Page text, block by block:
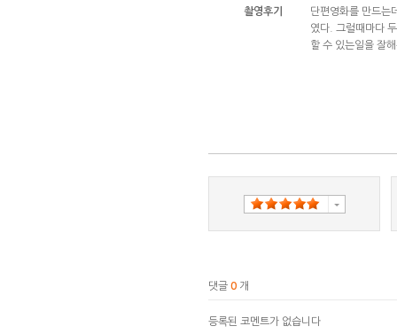
촬영후기
단편영화를 만드는
였다. 그럴때마다
할 수 있는일을 잘
댓글 0 개
등록된 코멘트가 없습니다